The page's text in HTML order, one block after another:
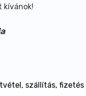
kívánok!
szállítás, fizetés